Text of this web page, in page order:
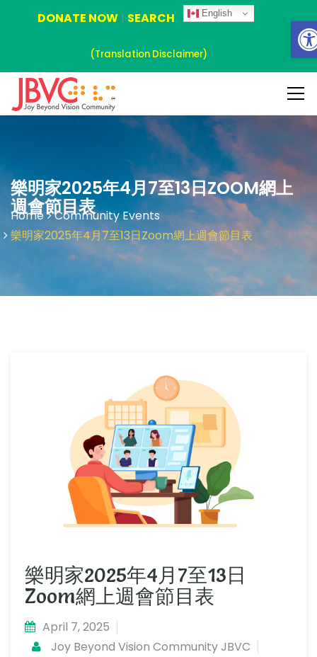
DONATE NOW| SEARCH English
(Translation Disclaimer)
樂明家2025年4月7至13日ZOOM網上
週會節目表
Home
Community Events
樂明家2025年4月7至13日Zoom網上週會節目表
樂明家2025年4月7至13日
Zoom網上週會節目表
April 7, 2025
Joy Beyond Vision Community JBVC